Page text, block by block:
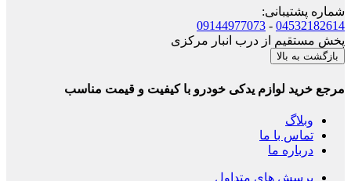
شماره پشتیبانی:
04532182614
-
09144977073
پخش مستقیم از درب انبار مرکزی
بازگشت به بالا
مرجع خرید لوازم یدکی خودرو با کیفیت و قیمت مناسب
وبلاگ
تماس با ما
درباره ما
پرسش های متداول